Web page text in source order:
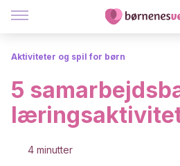
Aktiviteter og spil for børn
5
4 minutter